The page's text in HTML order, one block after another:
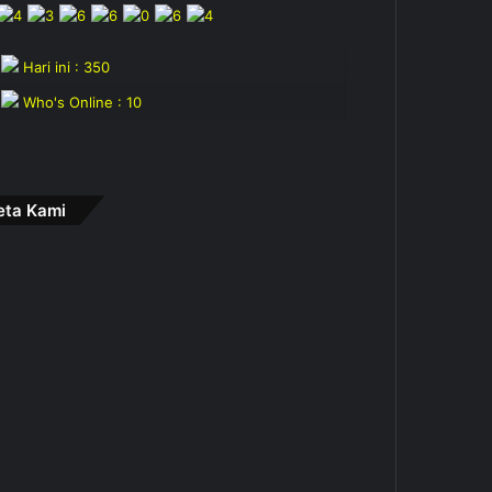
Hari ini : 350
Who's Online : 10
Kami